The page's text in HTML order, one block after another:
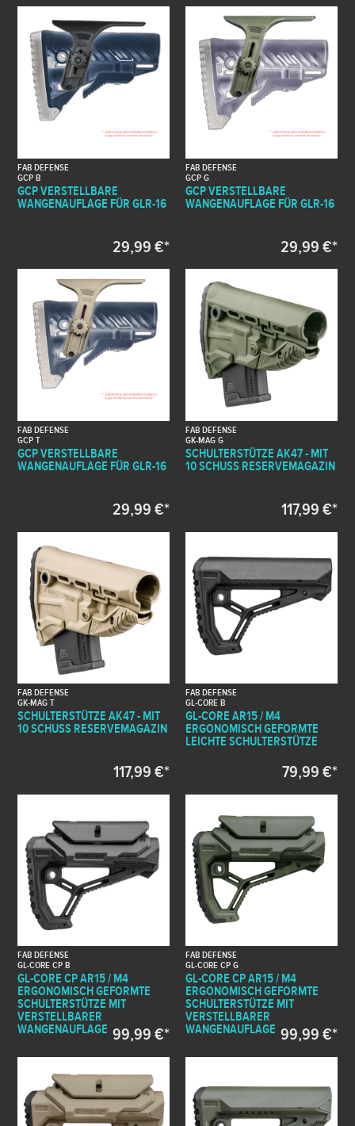
FAB DEFENSE
GCP B
GCP VERSTELLBARE
WANGENAUFLAGE FÜR GLR-16
29,99 €*
FAB DEFENSE
GCP G
GCP VERSTELLBARE
WANGENAUFLAGE FÜR GLR-16
29,99 €*
FAB DEFENSE
GCP T
GCP VERSTELLBARE
WANGENAUFLAGE FÜR GLR-16
29,99 €*
FAB DEFENSE
GK-MAG G
SCHULTERSTÜTZE AK47 - MIT
10 SCHUSS RESERVEMAGAZIN
117,99 €*
FAB DEFENSE
GK-MAG T
SCHULTERSTÜTZE AK47 - MIT
10 SCHUSS RESERVEMAGAZIN
117,99 €*
FAB DEFENSE
GL-CORE B
GL-CORE AR15 / M4
ERGONOMISCH GEFORMTE
LEICHTE SCHULTERSTÜTZE
79,99 €*
FAB DEFENSE
GL-CORE CP B
GL-CORE CP AR15 / M4
ERGONOMISCH GEFORMTE
SCHULTERSTÜTZE MIT
VERSTELLBARER
WANGENAUFLAGE 99,99 €*
FAB DEFENSE
GL-CORE CP G
GL-CORE CP AR15 / M4
ERGONOMISCH GEFORMTE
SCHULTERSTÜTZE MIT
VERSTELLBARER
WANGENAUFLAGE 99,99 €*